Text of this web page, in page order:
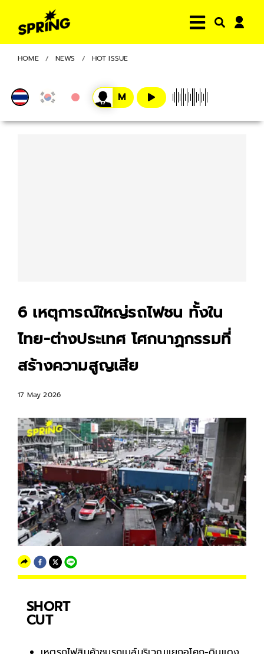
HOME NEWS HOT ISSUE
6 เหตุการณ์ใหญ่รถไฟชน ทั้งใน
ไทย-ต่างประเทศ โศกนาฏกรรมที่
สร้างความสูญเสีย
17 May 2026
SHORT
CUT